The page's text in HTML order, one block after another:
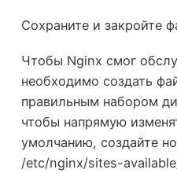
Сохраните и закройте
Чтобы Nginx смог
необходимо создать
правильным набором
чтобы напрямую
умолчанию, создайте
/etc/nginx/sites-